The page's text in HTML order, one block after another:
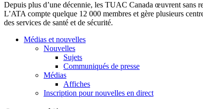
Depuis plus d’une décennie, les TUAC Canada œuvrent sans
L’ATA compte quelque 12 000 membres et gère plusieurs
des services de santé et de sécurité.
Médias et nouvelles
Nouvelles
Sujets
Communiqués de presse
Médias
Affiches
Inscription pour nouvelles en direct